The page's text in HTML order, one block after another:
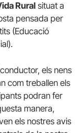
Ruralsituat a
pensada per
(Educació
els nens
com treballen els
podran fer
manera,
els nostres avis